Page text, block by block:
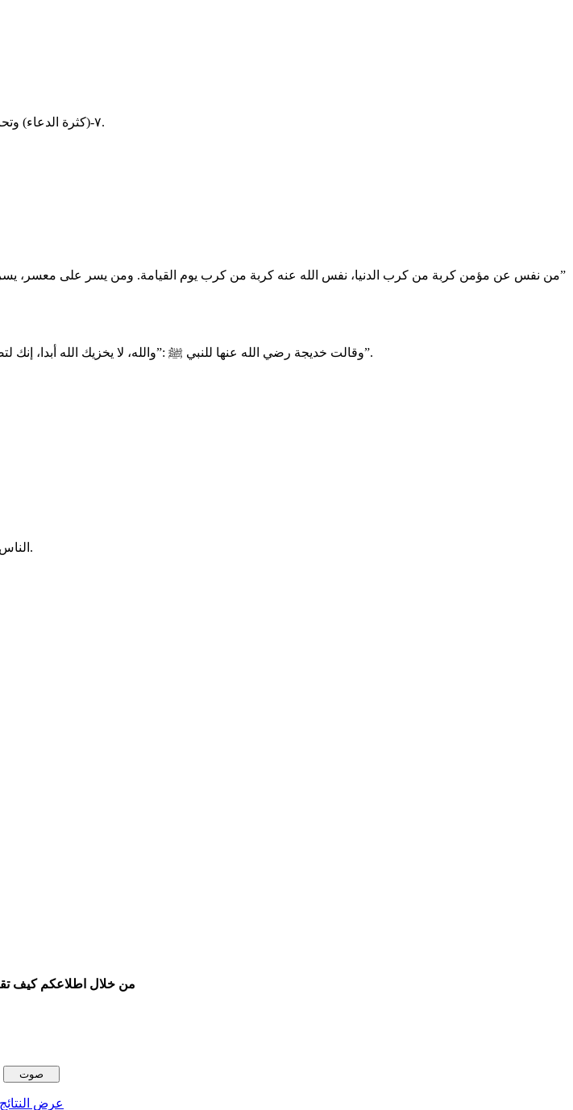
‏٧-(كثرة الدعاء) وتحري مواطن الإجابة اليومية: بين الأذان والإقامة، وقبل السلام من الصلاة، وفي السجود، وجوف الليل.
‏”من نفس عن مؤمن كربة من كرب الدنيا، نفس الله عنه كربة من كرب يوم القيامة. ومن يسر على معسر، يسر
‏وقالت خديجة رضي الله عنها للنبي ﷺ :”والله، لا يخزيك الله أبدا، إنك لتصل الرحم، وتصدق الحديث، وتحمل الكل، وتكسب المعدوم، وتقري الضيف، وتعين على نوائب الحق”.
الناس لا يفصل بينهم النزاع إلّا كتاب منزل من السماء، وإذا ردوا إلى عقولهم فلكل واحد منهم عقل.
من خلال اطلاعكم كيف
عرض النتائج